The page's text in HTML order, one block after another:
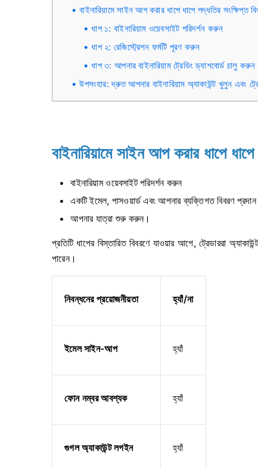
বাইনারিয়ামে সাইন আপ করার ধাপে ধাপে পদ্ধতির সংক্ষিপ্ত
ধাপ ১: বাইনারিয়াম ওয়েবসাইট পরিদর্শন করুন
ধাপ ২: রেজিস্ট্রেশন ফর্মটি পূরণ করুন
ধাপ ৩: আপনার বাইনারিয়াম ট্রেডিং ড্যাশবোর্ড চালু করুন
উপসংহার: দ্রুত আপনার বাইনারিয়াম অ্যাকাউন্ট খুলুন এবং
বাইনারিয়ামে সাইন আপ করার ধাপে
বাইনারিয়াম ওয়েবসাইট পরিদর্শন করুন
একটি ইমেল, পাসওয়ার্ড এবং আপনার ব্যক্তিগত বিবরণ
আপনার যাত্রা শুরু করুন।
প্রতিটি ধাপের বিস্তারিত বিবরণে যাওয়ার আগে, ট্রেডাররা
পারেন।
নিবন্ধনের প্রয়োজনীয়তা হ্যাঁ/না
ইমেল সাইন-আপ হ্যাঁ
ফোন নম্বর আবশ্যক হ্যাঁ
গুগল অ্যাকাউন্ট লগইন হ্যাঁ